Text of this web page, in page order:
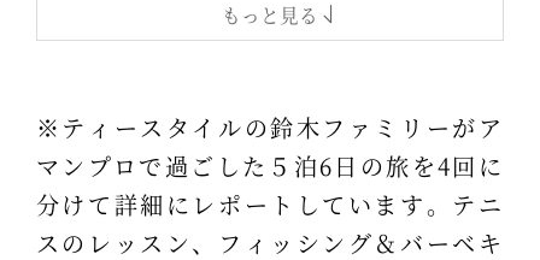
もっと見る
※ティースタイルの鈴木ファミリーがア
マンプロで過ごした５泊6日の旅を4回に
分けて詳細にレポートしています。テニ
スのレッスン、フィッシング＆バーベキ